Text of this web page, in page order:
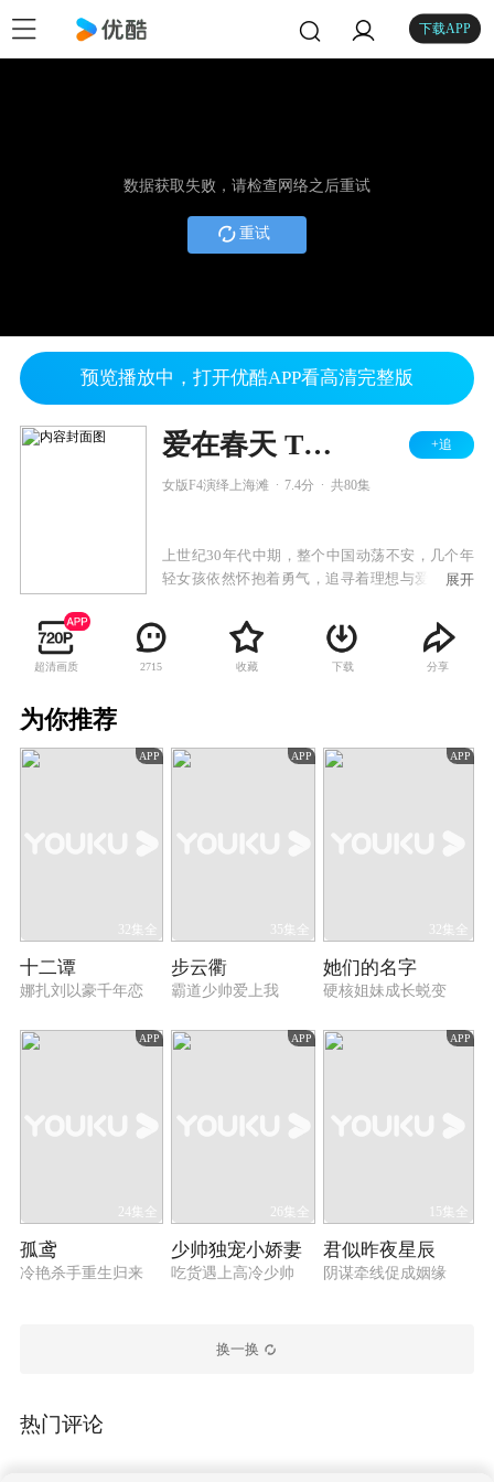
下载APP
数据获取失败，请检查网络之后重试
重试
预览播放中，打开优酷APP看高清完整版
爱在春天 TV版 +追
女版F4演绎上海滩 7.4分 共80集
上世纪30年代中期，整个中国动荡不安，几个年
轻女孩依然怀抱着勇气，追寻着理想与爱情。她
丽花皇宫举办歌后比赛，女孩们都希望通过比赛
改变命运，于是，在竞争激烈的比赛中，小蝶、
凤萍、莲西和露露结识，从此推开了充满欢笑与
花皇宫充满着阴谋与陷阱，还有不期而遇的爱
的日本投降。丽花皇宫重新开业，多年前与丽花
重新开唱，家豪出现了……
展开
超清画质 2715 收藏 下载 分享
为你推荐
APP
32集全
十二谭
娜扎刘以豪千年恋
APP
35集全
步云衢
霸道少帅爱上我
APP
32集全
她们的名字
硬核姐妹成长蜕变
APP
24集全
孤鸢
冷艳杀手重生归来
APP
26集全
少帅独宠小娇妻
吃货遇上高冷少帅
APP
15集全
君似昨夜星辰
阴谋牵线促成姻缘
换一换
热门评论